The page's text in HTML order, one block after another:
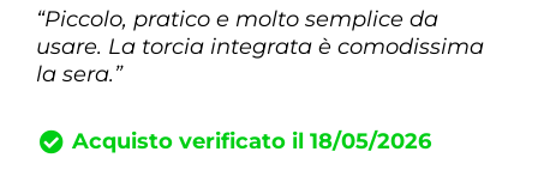
“Piccolo, pratico e molto semplice da
usare. La torcia integrata è comodissima
la sera.”
Acquisto verificato il 18/05/2026